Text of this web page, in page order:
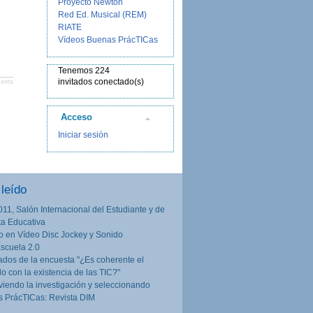
Proyecto Newton
Red Ed. Musical (REM)
RIATE
Vídeos Buenas PrácTICas
Tenemos 224
invitados conectado(s)
Acceso
Iniciar sesión
Salón Internacional del Estudiante y de
Educativa
en Vídeo Disc Jockey y Sonido
2.0
de la encuesta "¿Es coherente el
con la existencia de las TIC?"
la investigación y seleccionando
PrácTICas: Revista DIM